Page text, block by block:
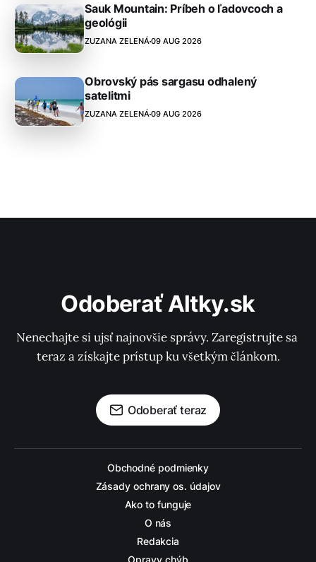
Sauk Mountain: Príbeh o ľadovcoch a
geológii
ZUZANA ZELENÁ09 AUG 2026
Obrovský pás sargasu odhalený
satelitmi
ZUZANA ZELENÁ09 AUG 2026
Odoberať Altky.sk
Nenechajte si ujsť najnovšie správy. Zaregistrujte sa
teraz a získajte prístup ku všetkým článkom.
Odoberať teraz
Obchodné podmienky
Zásady ochrany os. údajov
Ako to funguje
O nás
Redakcia
Opravy chýb